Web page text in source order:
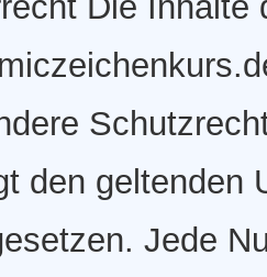
den geltenden
Jede